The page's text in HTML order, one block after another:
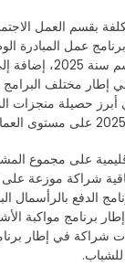
بقسم العمل
عمل المبادرة
بعمالة مراكش
إطار مختلف البرامج
حصيلة منجزات
على مجموع
إطار برنامج مواكبة
اتفاقيات شراكة في
للشباب.